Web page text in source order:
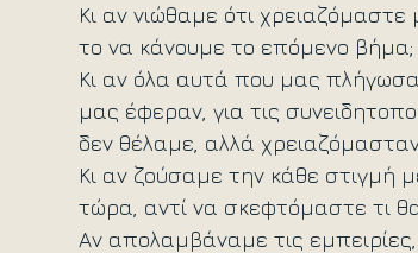
Κι αν νιώθαμε ότι
το να κάνουμε το επόμενο βήμα;
Κι αν όλα αυτά που μας
μας έφεραν, για τις
δεν θέλαμε, αλλά
Κι αν ζούσαμε την κάθε στιγμή
τώρα, αντί να σκεφτόμαστε τι
Αν απολαμβάναμε τις